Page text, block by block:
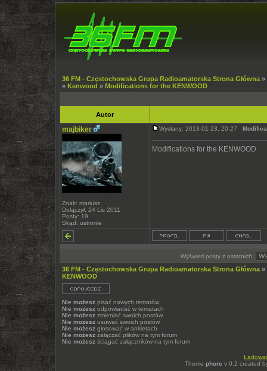
36 FM - Częstochowska Grupa Radioamatorska Strona Główna »
» Kenwood » Modifications for the KENWOOD
Autor
majbiker
Znak: mariusz
Dołączył: 24 Lis 2011
Posty: 19
Skąd: ustronie
Wysłany: 2013-01-23, 20:27
Modifications for the KENWOOD
Wyświetl posty z ostatnich:
36 FM - Częstochowska Grupa Radioamatorska Strona Główna »
KENWOOD
Nie możesz pisać nowych tematów
Nie możesz odpowiadać w tematach
Nie możesz zmieniać swoich postów
Nie możesz usuwać swoich postów
Nie możesz głosować w ankietach
Nie możesz załączać plików na tym forum
Nie możesz ściągać załączników na tym forum
Theme phore v 0.2 created